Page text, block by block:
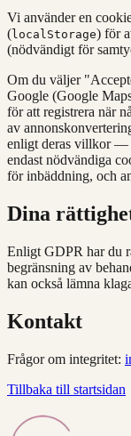
Vi använder en
(localStorage) för
(nödvändigt för
Om du väljer
Google (Google
för att registrera när
av
enligt deras villkor —
endast nödvändiga
för inbäddning, och
Dina
Enligt GDPR har du
begränsning av
kan också lämna
Kontakt
Frågor om integritet:
Tillbaka till startsidan